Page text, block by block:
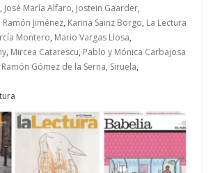
, José María Alfaro, Jostein Gaarder,
Ramón Jiménez, Karina Sainz Borgo, La Lectura
Montero, Mario Vargas Llosa,
, Mircea Catarescu, Pablo y Mónica Carbajosa
Ramón Gómez de la Serna, Siruela,